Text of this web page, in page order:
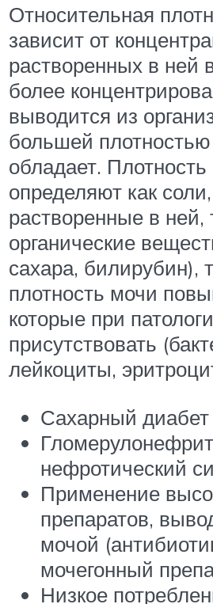
Относительная
зависит от
растворенных в ней
более
выводится из
большей
обладает.
определяют как соли,
растворенные в ней,
органические
сахара, билирубин),
плотность мочи
которые при
присутствовать
лейкоциты,
Сахарный диабет
нефротический
Применение
препаратов,
мочой
мочегонный
Низкое